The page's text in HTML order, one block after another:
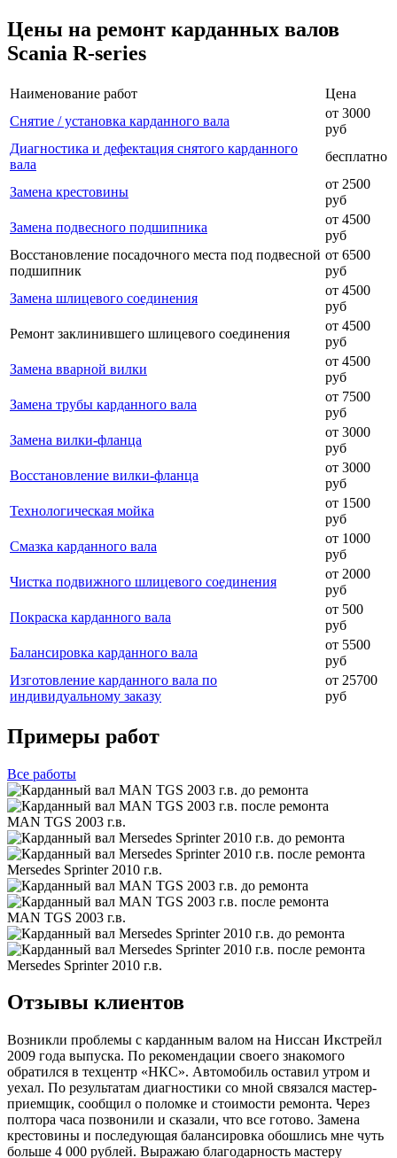
Цены на ремонт карданных валов
Scania R-series
Наименование работ
Цена
Снятие / установка карданного вала
от 3000
руб
Диагностика и дефектация снятого карданного
вала
бесплатно
Замена крестовины
от 2500
руб
Замена подвесного подшипника
от 4500
руб
Восстановление посадочного места под подвесной
подшипник
от 6500
руб
Замена шлицевого соединения
от 4500
руб
Ремонт заклинившего шлицевого соединения
от 4500
руб
Замена вварной вилки
от 4500
руб
Замена трубы карданного вала
от 7500
руб
Замена вилки-фланца
от 3000
руб
Восстановление вилки-фланца
от 3000
руб
Технологическая мойка
от 1500
руб
Смазка карданного вала
от 1000
руб
Чистка подвижного шлицевого соединения
от 2000
руб
Покраска карданного вала
от 500
руб
Балансировка карданного вала
от 5500
руб
Изготовление карданного вала по
индивидуальному заказу
от 25700
руб
Примеры работ
Все работы
MAN TGS 2003 г.в.
Mersedes Sprinter 2010 г.в.
MAN TGS 2003 г.в.
Mersedes Sprinter 2010 г.в.
Отзывы клиентов
Возникли проблемы с карданным валом на Ниссан Икстрейл
2009 года выпуска. По рекомендации своего знакомого
обратился в техцентр «НКС». Автомобиль оставил утром и
уехал. По результатам диагностики со мной связался мастер-
приемщик, сообщил о поломке и стоимости ремонта. Через
полтора часа позвонили и сказали, что все готово. Замена
крестовины и последующая балансировка обошлись мне чуть
больше 4 000 рублей. Выражаю благодарность мастеру